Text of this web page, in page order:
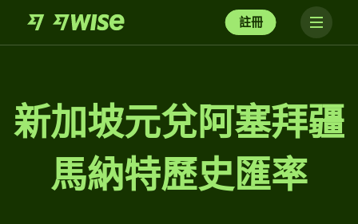
註冊
新加坡元兌阿塞拜疆
馬納特歷史匯率